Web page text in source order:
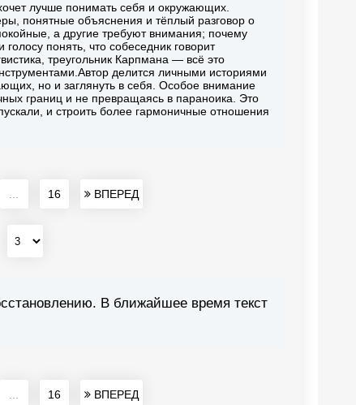
лучше понимать себя и окружающих.
понятные объяснения и тёплый разговор о
а другие требуют внимания; почему
понять, что собеседник говорит
треугольник Карпмана — всё это
делится личными историями
но и заглянуть в себя. Особое внимание
границ и не превращаясь в параноика. Это
и строить более гармоничные отношения
16 ВПЕРЕД
В ближайшее время текст
16 ВПЕРЕД